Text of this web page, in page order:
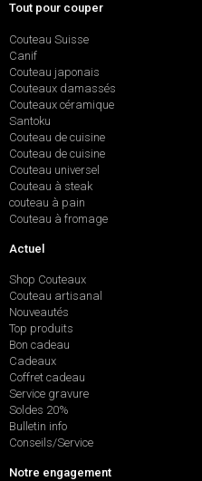
Tout pour couper
Couteau Suisse
Canif
Couteau japonais
Couteaux damassés
Couteaux céramique
Santoku
Couteau de cuisine
Couteau de cuisine
Couteau universel
Couteau à steak
couteau à pain
Couteau à fromage
Actuel
Shop Couteaux
Couteau artisanal
Nouveautés
Top produits
Bon cadeau
Cadeaux
Coffret cadeau
Service gravure
Soldes 20%
Bulletin info
Conseils/Service
Notre engagement